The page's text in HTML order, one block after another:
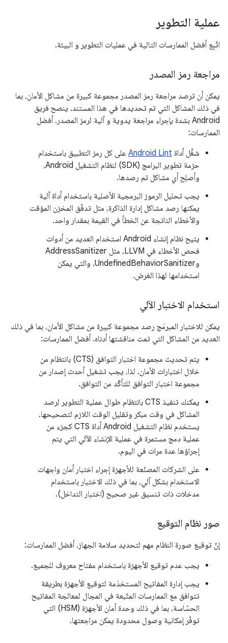
عملية التطوير
اتّبِع أفضل الممارسات التالية في عمليات التطوير و البيئة.
مراجعة رمز المصدر
يمكن أن ترصد مراجعة رمز المصدر مجموعة كبيرة من مشاكل الأمان، بما
في ذلك المشاكل التي تم تحديدها في هذا المستند. ينصح فريق
Android بشدة بإجراء مراجعة يدوية و آلية لرمز المصدر. أفضل
الممارسات:
شغِّل أداة Android Lint على كل رمز التطبيق باستخدام
حزمة تطوير البرامج (SDK) لنظام التشغيل Android،
وأصلِح أي مشاكل تم رصدها.
يجب تحليل الرموز البرمجية الأصلية باستخدام أداة آلية
يمكنها رصد مشاكل إدارة الذاكرة، مثل تدفّق المخزن المؤقت
والأخطاء الناتجة عن الخطأ في القيمة بمقدار واحد.
يتيح نظام إنشاء Android استخدام العديد من أدوات
فحص الأخطاء في LLVM، مثل AddressSanitizer
وUndefinedBehaviorSanitizer، والتي يمكن
استخدامها لهذا الغرض.
استخدام الاختبار الآلي
يمكن للاختبار المبرمَج رصد مجموعة كبيرة من مشاكل الأمان، بما في ذلك
العديد من المشاكل التي تمت مناقشتها أدناه. أفضل الممارسات:
يتم تحديث مجموعة اختبار التوافق (CTS) بانتظام من
خلال اختبارات الأمان. لذا، يجب تشغيل أحدث إصدار من
مجموعة اختبار التوافق للتأكّد من التوافق.
يمكنك تنفيذ CTS بانتظام طوال عملية التطوير لرصد
المشاكل في وقت مبكر وتقليل الوقت اللازم لتصحيحها.
يستخدم نظام التشغيل Android أداة CTS كجزء من
عملية دمج مستمرة في عملية الإنشاء الآلي التي يتم
إجراؤها عدة مرات في اليوم.
على الشركات المصنّعة للأجهزة إجراء اختبار أمان واجهات
الاستخدام بشكل آلي، بما في ذلك الاختبار باستخدام
مدخلات ذات تنسيق غير صحيح (اختبار التداخل).
صور نظام التوقيع
إنّ توقيع صورة النظام مهم لتحديد سلامة الجهاز. أفضل الممارسات:
يجب عدم توقيع الأجهزة باستخدام مفتاح معروف للجميع.
يجب إدارة المفاتيح المستخدَمة لتوقيع الأجهزة بطريقة
تتوافق مع الممارسات المتّبعة في المجال لمعالجة المفاتيح
الحسّاسة، بما في ذلك وحدة أمان الأجهزة (HSM) التي
توفّر إمكانية وصول محدودة يمكن مراجعتها.